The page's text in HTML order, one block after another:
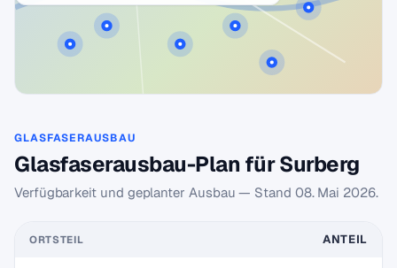
GLASFASERAUSBAU
Glasfaserausbau-Plan für Surberg
Verfügbarkeit und geplanter Ausbau — Stand 08. Mai 2026.
ORTSTEIL ANTEIL